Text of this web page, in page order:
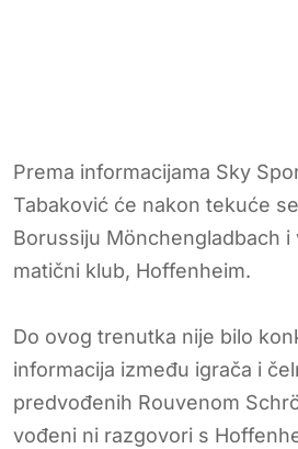
Prema informacijama Sky
Tabaković će nakon tekuće
Borussiju Mönchengladbach
matični klub, Hoffenheim.
Do ovog trenutka nije bilo
informacija između igrača i
predvođenih Rouvenom
vođeni ni razgovori s